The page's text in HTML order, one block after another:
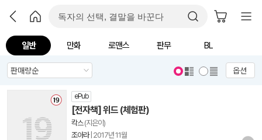
일반 만화 로맨스 판무 BL
옵션
ePub
[전자책] 위드 (체험판)
칵스(지은이)
조아라| 2017년 11월